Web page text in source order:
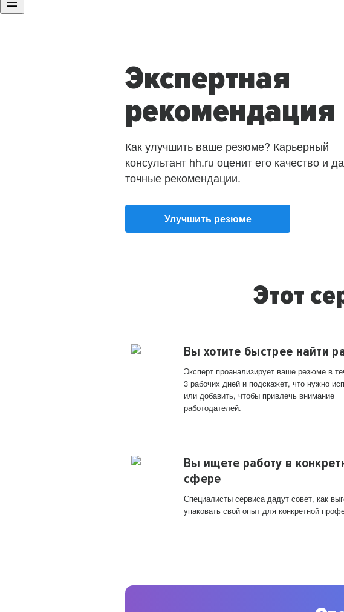
Экспертная
рекомендация
Как улучшить ваше резюме? Карьерный
консультант hh.ru оценит его качество и
точные рекомендации.
Улучшить резюме
Этот
Вы хотите быстрее найти
Эксперт проанализирует ваше резюме в
3 рабочих дней и подскажет, что нужно
или добавить, чтобы привлечь внимание
работодателей.
Вы ищете работу в
сфере
Специалисты сервиса дадут совет, как
упаковать свой опыт для конкретной